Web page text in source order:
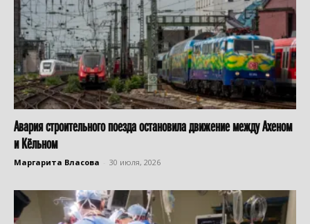
Авария строительного поезда остановила движение между Ахеном
и Кёльном
Маргарита Власова 30 июля, 2026